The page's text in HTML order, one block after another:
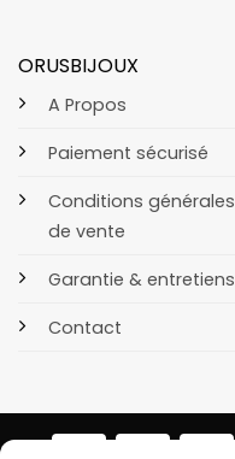
ORUSBIJOUX
A Propos
Paiement sécurisé
Conditions générales
de vente
Garantie & entretiens
Contact